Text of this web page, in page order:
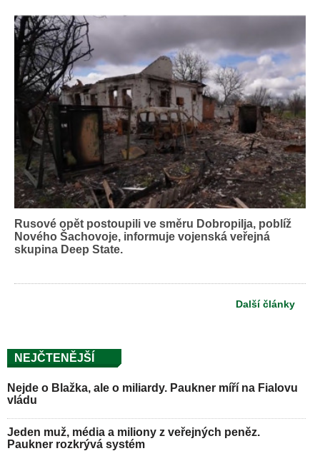
Rusové opět postoupili ve směru Dobropilja, poblíž
Nového Šachovoje, informuje vojenská veřejná
skupina Deep State.
Další články
NEJČTENĚJŠÍ
Nejde o Blažka, ale o miliardy. Paukner míří na Fialovu
vládu
Jeden muž, média a miliony z veřejných peněz.
Paukner rozkrývá systém